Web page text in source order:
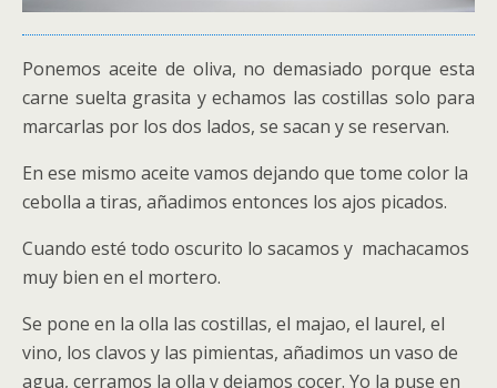
Ponemos aceite de oliva, no demasiado porque esta
carne suelta grasita y echamos las costillas solo para
marcarlas por los dos lados, se sacan y se reservan.
En ese mismo aceite vamos dejando que tome color la
cebolla a tiras, añadimos entonces los ajos picados.
Cuando esté todo oscurito lo sacamos y machacamos
muy bien en el mortero.
Se pone en la olla las costillas, el majao, el laurel, el
vino, los clavos y las pimientas, añadimos un vaso de
agua, cerramos la olla y dejamos cocer. Yo la puse en